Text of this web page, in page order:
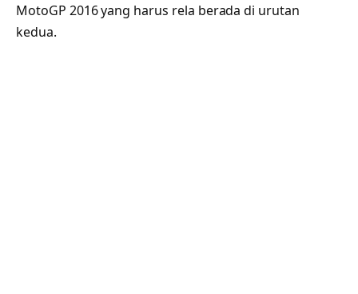
MotoGP 2016 yang harus rela berada di urutan
kedua.